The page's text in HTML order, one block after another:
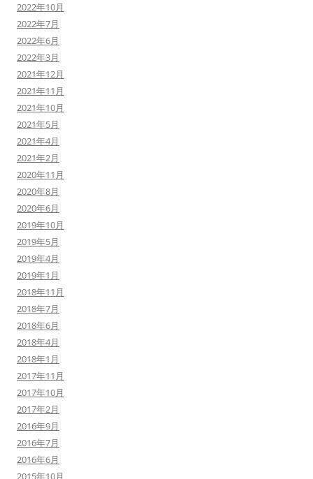
2022年10月
2022年7月
2022年6月
2022年3月
2021年12月
2021年11月
2021年10月
2021年5月
2021年4月
2021年2月
2020年11月
2020年8月
2020年6月
2019年10月
2019年5月
2019年4月
2019年1月
2018年11月
2018年7月
2018年6月
2018年4月
2018年1月
2017年11月
2017年10月
2017年2月
2016年9月
2016年7月
2016年6月
2015年10月